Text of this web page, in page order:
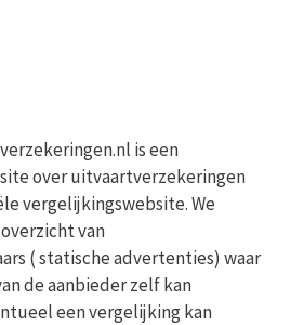
is een
over uitvaartverzekeringen
vergelijkingswebsite. We
van
( statische advertenties) waar
de aanbieder zelf kan
een vergelijking kan